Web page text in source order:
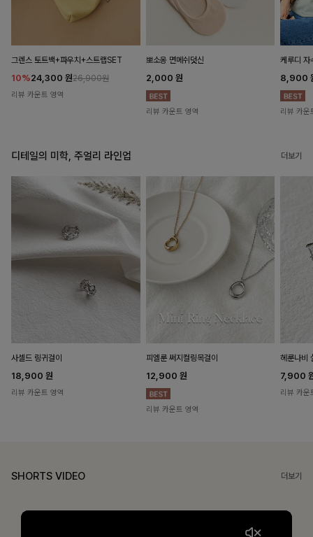
그렌스 토트백+파우치+스트랩SET
10%24,300 원26,900원
리뷰 카운트 영역
뽀소옹 면메쉬덧신
2,000 원
리뷰 카운트 영역
케루디 자
8,900
리뷰 카운
디테일의 미학, 주얼리 라인업 더보기
사셀드 링귀걸이
18,900 원
리뷰 카운트 영역
피엘룬 써지컬링목걸이
12,900 원
리뷰 카운트 영역
헤룬나비
7,900
리뷰 카운
SHORTS VIDEO 더보기